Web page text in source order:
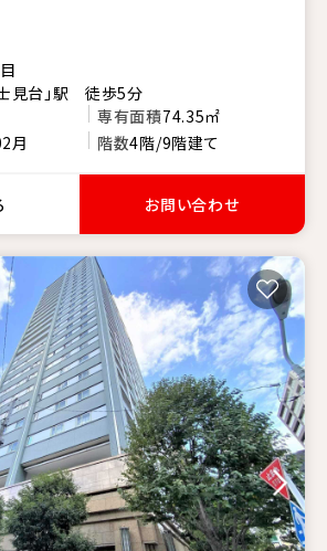
見台」駅 徒歩5分
専有面積74.35㎡
月 階数4階/9階建て
お問い合わせ